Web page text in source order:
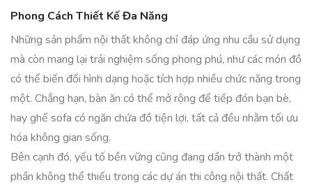
Phong Cách Thiết Kế Đa Năng
Những sản phẩm nội thất không chỉ đáp ứng nhu cầu sử dụng
mà còn mang lại trải nghiệm sống phong phú, như các món đồ
có thể biến đổi hình dạng hoặc tích hợp nhiều chức năng trong
một. Chẳng hạn, bàn ăn có thể mở rộng để tiếp đón bạn bè,
hay ghế sofa có ngăn chứa đồ tiện lợi, tất cả đều nhằm tối ưu
hóa không gian sống.
Bên cạnh đó, yếu tố bền vững cũng đang dần trở thành một
phần không thể thiếu trong các dự án thi công nội thất. Chất